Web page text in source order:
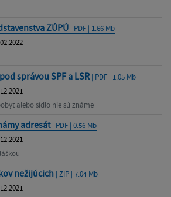
ZÚPÚ | PDF | 1.66 Mb
správou SPF a LSR | PDF | 1.05 Mb
alebo sídlo nie sú známe
adresát| PDF | 0.56 Mb
nežijúcich | ZIP | 7.04 Mb